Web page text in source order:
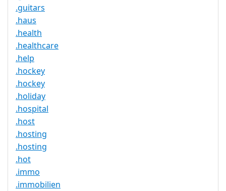
.guitars
.haus
.health
.healthcare
.help
.hockey
.hockey
.holiday
.hospital
.host
.hosting
.hosting
.hot
.immo
.immobilien